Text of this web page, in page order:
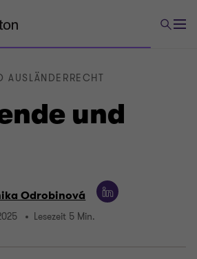
und
AUSLÄNDERRECHT
Odrobinová
Lesezeit 5 Min.